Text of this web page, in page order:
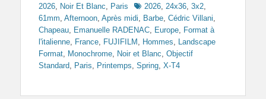
2026, Noir Et Blanc, Paris Tags2026, 24x36, 3x2,
61mm, Afternoon, Après midi, Barbe, Cédric Villani,
Chapeau, Emanuelle RADENAC, Europe, Format à
l'italienne, France, FUJIFILM , Hommes, Landscape
Format, Monochrome, Noir et Blanc, Objectif
Standard, Paris, Printemps, Spring, X-T4